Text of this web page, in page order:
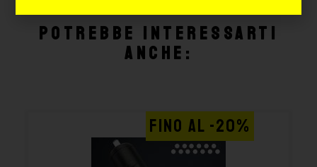
Potrebbe interessarti
anche:
FINO AL -20%